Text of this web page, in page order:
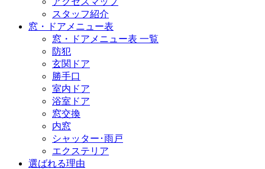
スタッフ紹介
窓・ドアメニュー表
窓・ドアメニュー表 一覧
防犯
玄関ドア
勝手口
室内ドア
浴室ドア
窓交換
内窓
シャッター･雨戸
エクステリア
選ばれる理由